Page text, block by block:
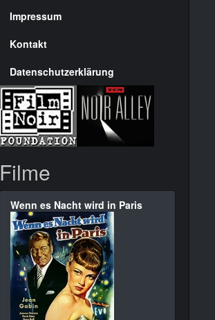
Seite
Impressum
Kontakt
Datenschutzerklärung
Filme
Wenn es Nacht wird in Paris